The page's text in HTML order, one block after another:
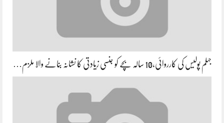
جہلم پولیس کی کارروائی،10 سالہ بچے کو جنسی زیادتی کا نشانہ بنانے والا ملزم…